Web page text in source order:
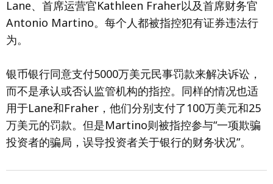
Lane、首席运营官Kathleen Fraher以及首席财务官
Antonio Martino。每个人都被指控犯有证券违法行
为。
银币银行同意支付5000万美元民事罚款来解决诉讼，
而不是承认或否认监管机构的指控。同样的情况也适
用于Lane和Fraher，他们分别支付了100万美元和25
万美元的罚款。但是Martino则被指控参与“一项欺骗
投资者的骗局，误导投资者关于银行的财务状况”。